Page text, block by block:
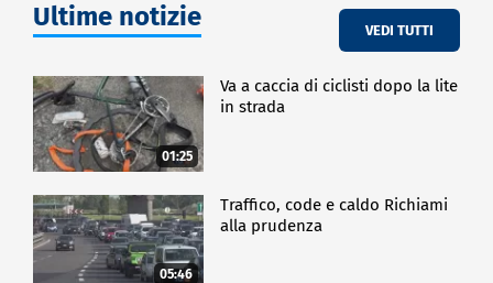
Ultime notizie VEDI TUTTI
01:25
Va a caccia di ciclisti dopo la lite
in strada
05:46
Traffico, code e caldo Richiami
alla prudenza